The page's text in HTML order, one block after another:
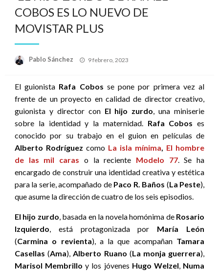
COBOS ES LO NUEVO DE
MOVISTAR PLUS
Pablo Sánchez
Publicado
9 febrero, 2023
El guionista Rafa Cobos se pone por primera vez al
frente de un proyecto en calidad de director creativo,
guionista y director con El hijo zurdo, una miniserie
sobre la identidad y la maternidad. Rafa Cobos es
conocido por su trabajo en el guion en películas de
Alberto Rodríguez como La isla mínima, El hombre
de las mil caras o la reciente Modelo 77. Se ha
encargado de construir una identidad creativa y estética
para la serie, acompañado de Paco R. Baños (La Peste),
que asume la dirección de cuatro de los seis episodios.
El hijo zurdo, basada en la novela homónima de Rosario
Izquierdo, está protagonizada por María León
(Carmina o revienta), a la que acompañan Tamara
Casellas (Ama),Alberto Ruano (La monja guerrera),
Marisol Membrillo y los jóvenes Hugo Welzel, Numa